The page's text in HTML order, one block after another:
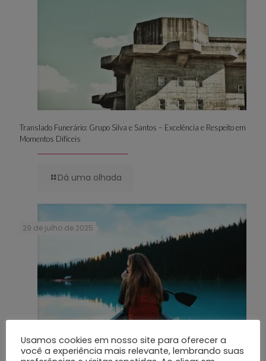
Translado Funerário: Grupo Silva e Santos – Excelência e Respeito em
Momentos Difíceis
Dá uma olhada
29 de julho de 2025
Usamos cookies em nosso site para oferecer a
você a experiência mais relevante, lembrando suas